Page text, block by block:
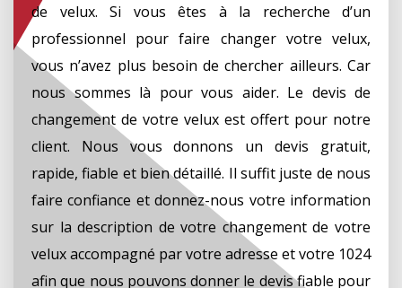
de velux. Si vous êtes à la recherche d’un
professionnel pour faire changer votre velux,
vous n’avez plus besoin de chercher ailleurs. Car
nous sommes là pour vous aider. Le devis de
changement de votre velux est offert pour notre
client. Nous vous donnons un devis gratuit,
rapide, fiable et bien détaillé. Il suffit juste de nous
faire confiance et donnez-nous votre information
sur la description de votre changement de votre
velux accompagné par votre adresse et votre 1024
afin que nous pouvons donner le devis fiable pour